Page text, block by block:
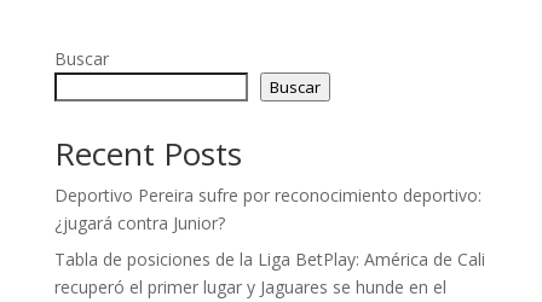
Buscar
Buscar
Recent Posts
Deportivo Pereira sufre por reconocimiento deportivo:
¿jugará contra Junior?
Tabla de posiciones de la Liga BetPlay: América de Cali
recuperó el primer lugar y Jaguares se hunde en el